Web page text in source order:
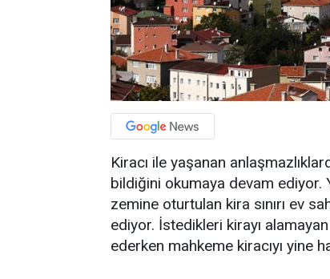
Kiracı ile yaşanan
bildiğini okumaya devam ediyor.
zemine oturtulan kira sınırı ev
ediyor. İstedikleri kirayı
ederken mahkeme kiracıyı yine